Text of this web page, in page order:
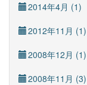
2014年4月 (1)
2012年11月 (1)
2008年12月 (1)
2008年11月 (3)